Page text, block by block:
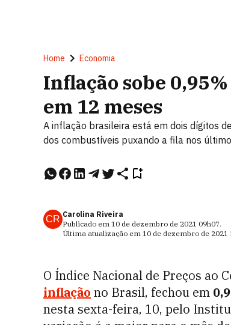
Home Economia
Inflação sobe
em 12 meses
A inflação brasileira está em dois dígitos
dos combustíveis puxando a fila nos
CR Carolina Riveira
Publicado em 10 de dezembro de 2021 09h07.
Última atualização em 10 de dezembro de 2021
O Índice Nacional de Preços ao
inflação no Brasil, fechou em
nesta sexta-feira, 10, pelo